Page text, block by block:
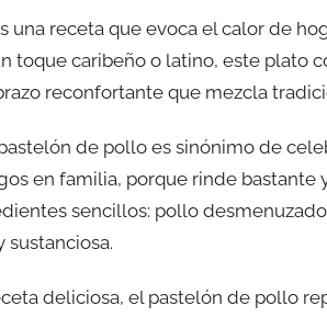
una receta que evoca el calor de
toque caribeño o latino, este plato
reconfortante que mezcla
de pollo es sinónimo de
en familia, porque rinde bastante
sencillos: pollo
sustanciosa.
deliciosa, el pastelón de pollo